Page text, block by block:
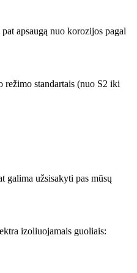
apsaugą nuo korozijos pagal
standartais (nuo S2 iki
galima užsisakyti pas mūsų
izoliuojamais guoliais: